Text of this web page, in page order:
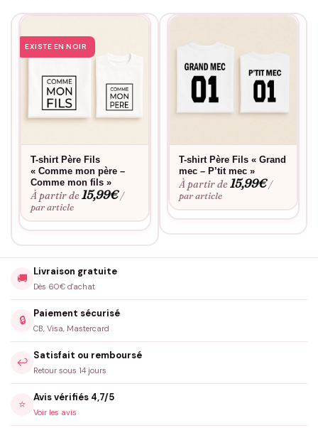
EXISTE EN NOIR
T-shirt Père Fils
« Comme mon père –
Comme mon fils »
À partir de15,99€ /
par article
T-shirt Père Fils « Grand
mec – P’tit mec »
À partir de15,99€ /
par article
🚚
Livraison gratuite
Dès 60€ d'achat
🔒
Paiement sécurisé
CB, Visa, Mastercard
↩️
Satisfait ou remboursé
Retour sous 14 jours
⭐
Avis vérifiés 4,7/5
Voir les avis